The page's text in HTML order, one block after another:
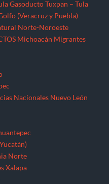
Gasoducto Tuxpan – Tula
(Veracruz y Puebla)
Norte-Noroeste
Michoacán Migrantes
Nacionales Nuevo León
Norte
Xalapa